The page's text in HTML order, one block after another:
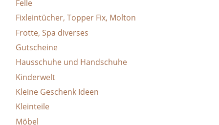
gewählt
werden
Felle
Fixleintücher, Topper Fix, Molton
Frotte, Spa diverses
Gutscheine
Hausschuhe und Handschuhe
Kinderwelt
Kleine Geschenk Ideen
Kleinteile
Möbel